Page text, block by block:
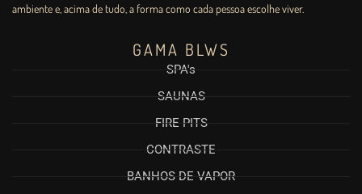
ambiente e, acima de tudo, a forma como cada pessoa escolhe viver.
GAMA BLWS
SPA's
SAUNAS
FIRE PITS
CONTRASTE
BANHOS DE VAPOR